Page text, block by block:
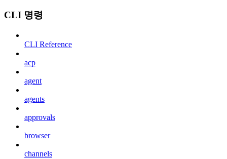
CLI 명령
CLI Reference
acp
agent
agents
approvals
browser
channels